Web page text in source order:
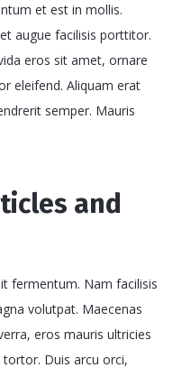
et est in mollis.
augue facilisis porttitor.
eros sit amet, ornare
eleifend. Aliquam erat
semper. Mauris
and
fermentum. Nam facilisis
volutpat. Maecenas
eros mauris ultricies
Duis arcu orci,